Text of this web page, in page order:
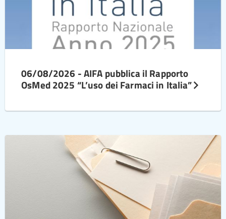
06/08/2026 - AIFA pubblica il Rapporto
OsMed 2025 “L’uso dei Farmaci in Italia”